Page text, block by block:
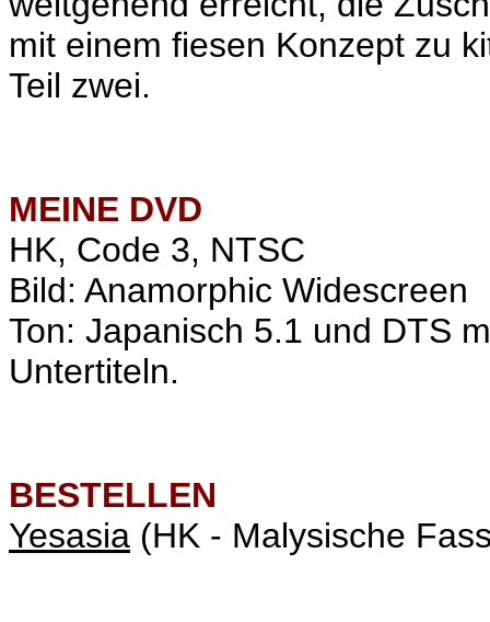
mit einem fiesen Konzept zu
Teil zwei.
MEINE DVD
HK, Code 3, NTSC
Bild: Anamorphic Widescreen
Ton: Japanisch 5.1 und DTS
Untertiteln.
BESTELLEN
Yesasia (HK - Malysische